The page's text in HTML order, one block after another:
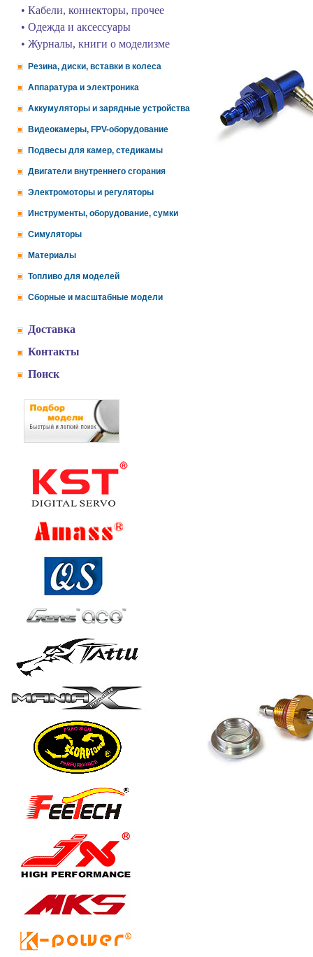
• Кабели, коннекторы, прочее
• Одежда и аксессуары
• Журналы, книги о моделизме
Резина, диски, вставки в колеса
Аппаратура и электроника
Аккумуляторы и зарядные устройства
Видеокамеры, FPV-оборудование
Подвесы для камер, стедикамы
Двигатели внутреннего сгорания
Электромоторы и регуляторы
Инструменты, оборудование, сумки
Симуляторы
Материалы
Топливо для моделей
Сборные и масштабные модели
Доставка
Контакты
Поиск